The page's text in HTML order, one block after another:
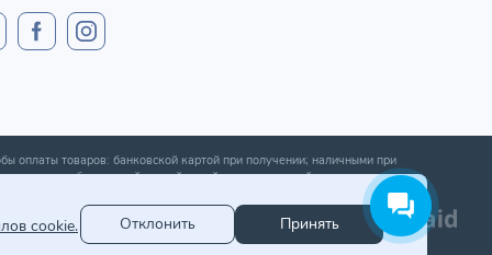
оплаты товаров: банковской картой при получении; наличными при
оплата банковской картой онлайн; оплата картой рассрочки.
cookie.
Отклонить Принять